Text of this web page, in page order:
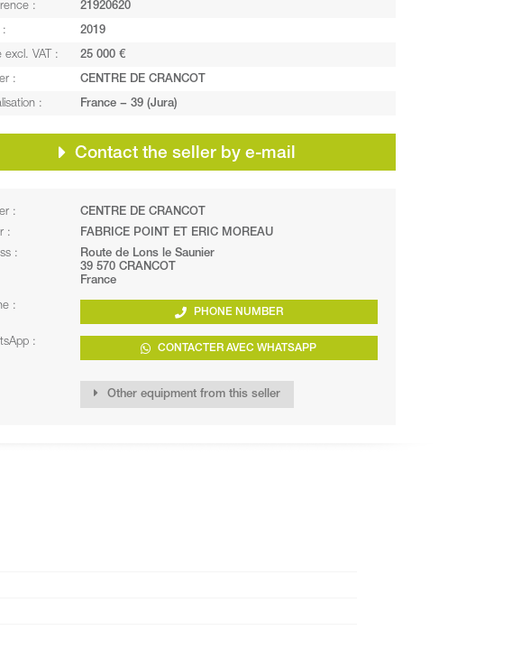
: 21920620
: 2019
excl. VAT : 25 000 €
: CENTRE DE CRANCOT
: France − 39 (Jura)
Contact the seller by e-mail
:
CENTRE DE CRANCOT
:
FABRICE POINT ET ERIC MOREAU
:
Route de Lons le Saunier
39 570 CRANCOT
France
: PHONE NUMBER
: CONTACTER AVEC WHATSAPP
Other equipment from this seller